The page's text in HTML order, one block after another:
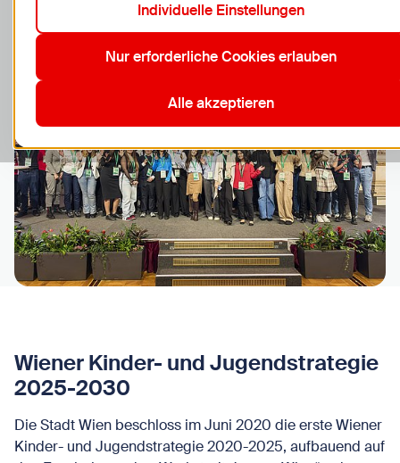
Wiener Kinder- und Jugendstrategie
2025-2030
Die Stadt Wien beschloss im Juni 2020 die erste Wiener
Kinder- und Jugendstrategie 2020-2025, aufbauend auf
Individuelle Einstellungen
Nur erforderliche Cookies erlauben
Alle akzeptieren